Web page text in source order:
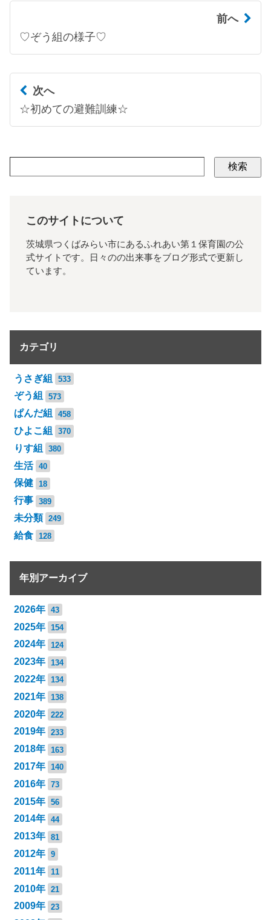
前へ
♡ぞう組の様子♡
次へ
☆初めての避難訓練☆
検索
このサイトについて
茨城県つくばみらい市にあるふれあい第１保育園の公
式サイトです。日々のの出来事をブログ形式で更新し
ています。
カテゴリ
うさぎ組 533
ぞう組 573
ぱんだ組 458
ひよこ組 370
りす組 380
生活 40
保健 18
行事 389
未分類 249
給食 128
年別アーカイブ
2026年 43
2025年 154
2024年 124
2023年 134
2022年 134
2021年 138
2020年 222
2019年 233
2018年 163
2017年 140
2016年 73
2015年 56
2014年 44
2013年 81
2012年 9
2011年 11
2010年 21
2009年 23